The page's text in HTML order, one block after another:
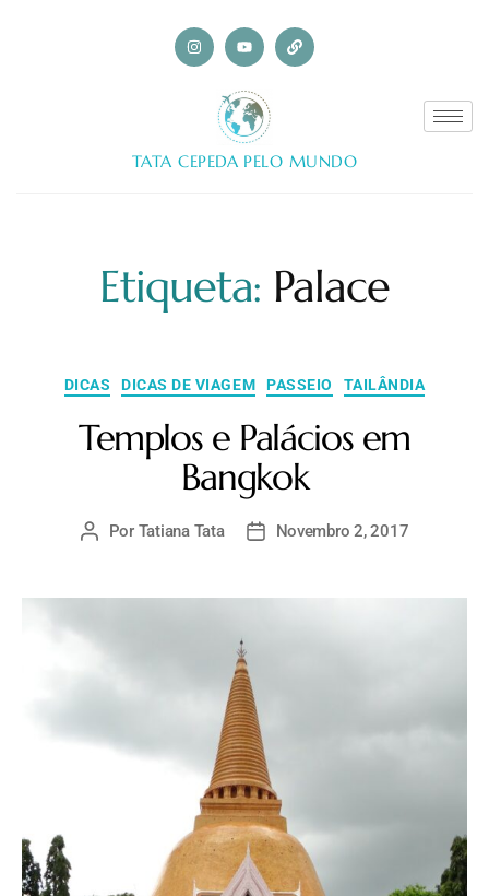
TATA CEPEDA PELO MUNDO
Etiqueta: Palace
DICAS DICAS DE VIAGEM PASSEIO TAILÂNDIA
Templos e Palácios em
Bangkok
Por Tatiana Tata Novembro 2, 2017